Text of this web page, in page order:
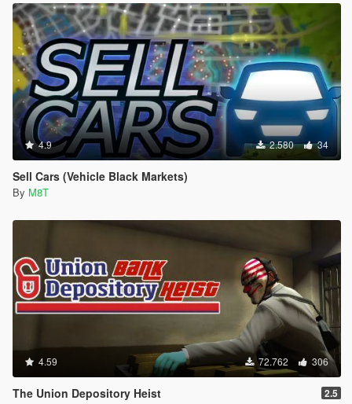
4.9 2.580 34
Sell Cars (Vehicle Black Markets)
By M8T
4.59 72.762 306
The Union Depository Heist 2.5